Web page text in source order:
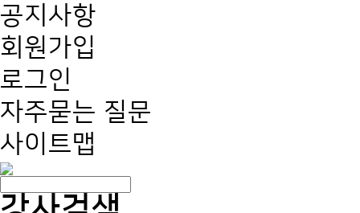
공지사항
회원가입
로그인
자주묻는 질문
사이트맵